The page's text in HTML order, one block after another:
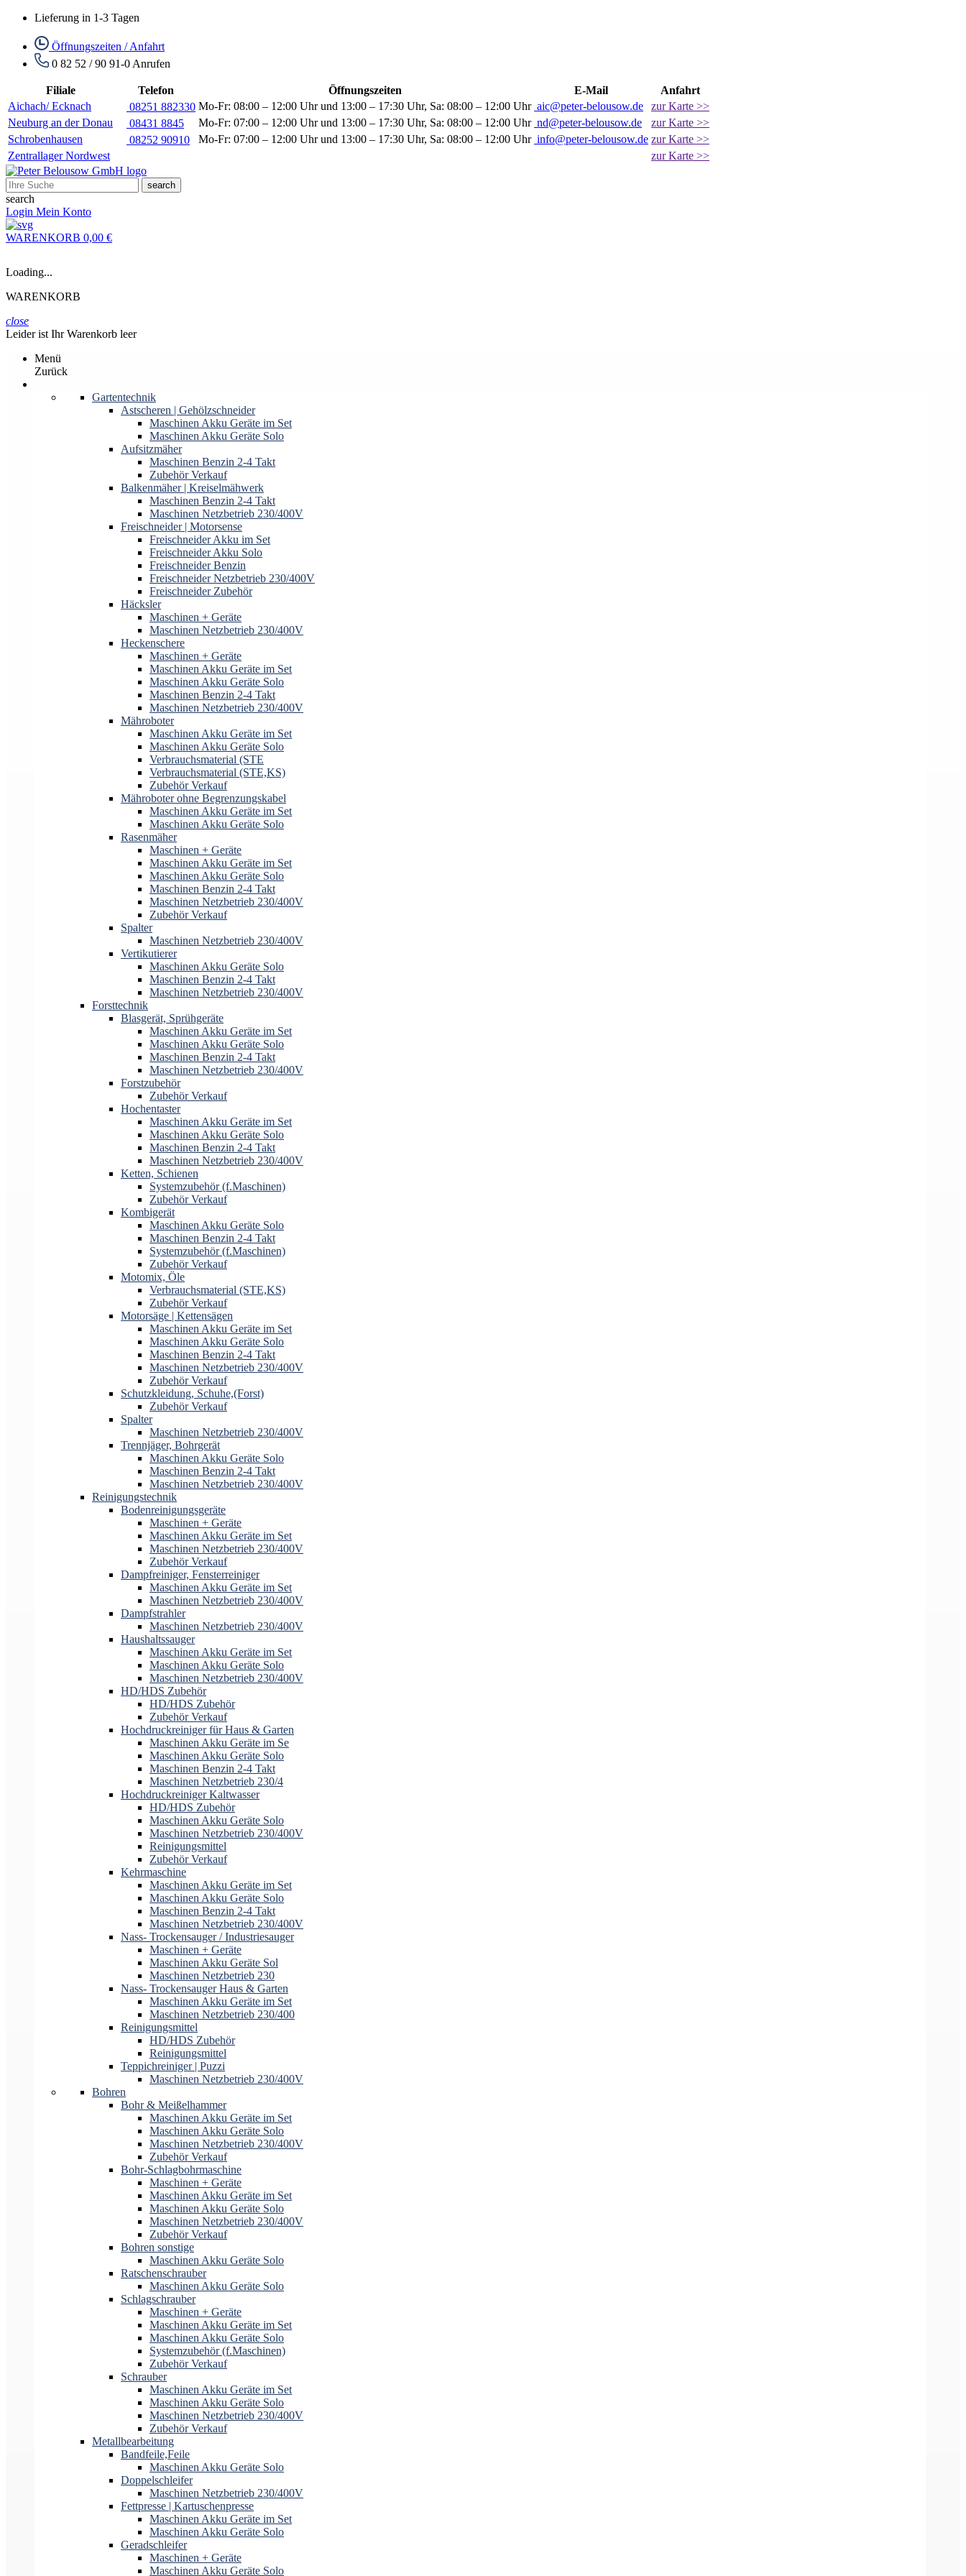
Lieferung in 1-3 Tagen
Öffnungszeiten / Anfahrt
0 82 52 / 90 91-0 Anrufen
Filiale Telefon Öffnungszeiten E-Mail
Anfahrt
Aichach/ Ecknach
08251 882330 Mo-Fr: 08:00 – 12:00 Uhr und 13:00 – 17:30 Uhr, Sa: 08:00 – 12:00 Uhr aic@peter-belousow.de
zur Karte >>
Neuburg an der Donau
08431 8845 Mo-Fr: 07:00 – 12:00 Uhr und 13:00 – 17:30 Uhr, Sa: 08:00 – 12:00 Uhr nd@peter-belousow.de
zur Karte >>
Schrobenhausen
08252 90910 Mo-Fr: 07:00 – 12:00 Uhr und 13:00 – 17:30 Uhr, Sa: 08:00 – 12:00 Uhr info@peter-belousow.de zur Karte >>
Zentrallager Nordwest
zur Karte >>
search
search
Login Mein Konto
WARENKORB 0,00 €
Loading...
WARENKORB
close
Leider ist Ihr Warenkorb leer
Menü
Zurück
Gartentechnik
Astscheren | Gehölzschneider
Maschinen Akku Geräte im Set
Maschinen Akku Geräte Solo
Aufsitzmäher
Maschinen Benzin 2-4 Takt
Zubehör Verkauf
Balkenmäher | Kreiselmähwerk
Maschinen Benzin 2-4 Takt
Maschinen Netzbetrieb 230/400V
Freischneider | Motorsense
Freischneider Akku im Set
Freischneider Akku Solo
Freischneider Benzin
Freischneider Netzbetrieb 230/400V
Freischneider Zubehör
Häcksler
Maschinen + Geräte
Maschinen Netzbetrieb 230/400V
Heckenschere
Maschinen + Geräte
Maschinen Akku Geräte im Set
Maschinen Akku Geräte Solo
Maschinen Benzin 2-4 Takt
Maschinen Netzbetrieb 230/400V
Mähroboter
Maschinen Akku Geräte im Set
Maschinen Akku Geräte Solo
Verbrauchsmaterial (STE
Verbrauchsmaterial (STE,KS)
Zubehör Verkauf
Mähroboter ohne Begrenzungskabel
Maschinen Akku Geräte im Set
Maschinen Akku Geräte Solo
Rasenmäher
Maschinen + Geräte
Maschinen Akku Geräte im Set
Maschinen Akku Geräte Solo
Maschinen Benzin 2-4 Takt
Maschinen Netzbetrieb 230/400V
Zubehör Verkauf
Spalter
Maschinen Netzbetrieb 230/400V
Vertikutierer
Maschinen Akku Geräte Solo
Maschinen Benzin 2-4 Takt
Maschinen Netzbetrieb 230/400V
Forsttechnik
Blasgerät, Sprühgeräte
Maschinen Akku Geräte im Set
Maschinen Akku Geräte Solo
Maschinen Benzin 2-4 Takt
Maschinen Netzbetrieb 230/400V
Forstzubehör
Zubehör Verkauf
Hochentaster
Maschinen Akku Geräte im Set
Maschinen Akku Geräte Solo
Maschinen Benzin 2-4 Takt
Maschinen Netzbetrieb 230/400V
Ketten, Schienen
Systemzubehör (f.Maschinen)
Zubehör Verkauf
Kombigerät
Maschinen Akku Geräte Solo
Maschinen Benzin 2-4 Takt
Systemzubehör (f.Maschinen)
Zubehör Verkauf
Motomix, Öle
Verbrauchsmaterial (STE,KS)
Zubehör Verkauf
Motorsäge | Kettensägen
Maschinen Akku Geräte im Set
Maschinen Akku Geräte Solo
Maschinen Benzin 2-4 Takt
Maschinen Netzbetrieb 230/400V
Zubehör Verkauf
Schutzkleidung, Schuhe,(Forst)
Zubehör Verkauf
Spalter
Maschinen Netzbetrieb 230/400V
Trennjäger, Bohrgerät
Maschinen Akku Geräte Solo
Maschinen Benzin 2-4 Takt
Maschinen Netzbetrieb 230/400V
Reinigungstechnik
Bodenreinigungsgeräte
Maschinen + Geräte
Maschinen Akku Geräte im Set
Maschinen Netzbetrieb 230/400V
Zubehör Verkauf
Dampfreiniger, Fensterreiniger
Maschinen Akku Geräte im Set
Maschinen Netzbetrieb 230/400V
Dampfstrahler
Maschinen Netzbetrieb 230/400V
Haushaltssauger
Maschinen Akku Geräte im Set
Maschinen Akku Geräte Solo
Maschinen Netzbetrieb 230/400V
HD/HDS Zubehör
HD/HDS Zubehör
Zubehör Verkauf
Hochdruckreiniger für Haus & Garten
Maschinen Akku Geräte im Se
Maschinen Akku Geräte Solo
Maschinen Benzin 2-4 Takt
Maschinen Netzbetrieb 230/4
Hochdruckreiniger Kaltwasser
HD/HDS Zubehör
Maschinen Akku Geräte Solo
Maschinen Netzbetrieb 230/400V
Reinigungsmittel
Zubehör Verkauf
Kehrmaschine
Maschinen Akku Geräte im Set
Maschinen Akku Geräte Solo
Maschinen Benzin 2-4 Takt
Maschinen Netzbetrieb 230/400V
Nass- Trockensauger / Industriesauger
Maschinen + Geräte
Maschinen Akku Geräte Sol
Maschinen Netzbetrieb 230
Nass- Trockensauger Haus & Garten
Maschinen Akku Geräte im Set
Maschinen Netzbetrieb 230/400
Reinigungsmittel
HD/HDS Zubehör
Reinigungsmittel
Teppichreiniger | Puzzi
Maschinen Netzbetrieb 230/400V
Bohren
Bohr & Meißelhammer
Maschinen Akku Geräte im Set
Maschinen Akku Geräte Solo
Maschinen Netzbetrieb 230/400V
Zubehör Verkauf
Bohr-Schlagbohrmaschine
Maschinen + Geräte
Maschinen Akku Geräte im Set
Maschinen Akku Geräte Solo
Maschinen Netzbetrieb 230/400V
Zubehör Verkauf
Bohren sonstige
Maschinen Akku Geräte Solo
Ratschenschrauber
Maschinen Akku Geräte Solo
Schlagschrauber
Maschinen + Geräte
Maschinen Akku Geräte im Set
Maschinen Akku Geräte Solo
Systemzubehör (f.Maschinen)
Zubehör Verkauf
Schrauber
Maschinen Akku Geräte im Set
Maschinen Akku Geräte Solo
Maschinen Netzbetrieb 230/400V
Zubehör Verkauf
Metallbearbeitung
Bandfeile,Feile
Maschinen Akku Geräte Solo
Doppelschleifer
Maschinen Netzbetrieb 230/400V
Fettpresse | Kartuschenpresse
Maschinen Akku Geräte im Set
Maschinen Akku Geräte Solo
Geradschleifer
Maschinen + Geräte
Maschinen Akku Geräte Solo